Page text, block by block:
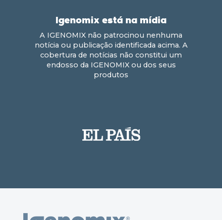
Igenomix está na mídia
A IGENOMIX não patrocinou nenhuma
notícia ou publicação identificada acima. A
cobertura de notícias não constitui um
endosso da IGENOMIX ou dos seus
produtos